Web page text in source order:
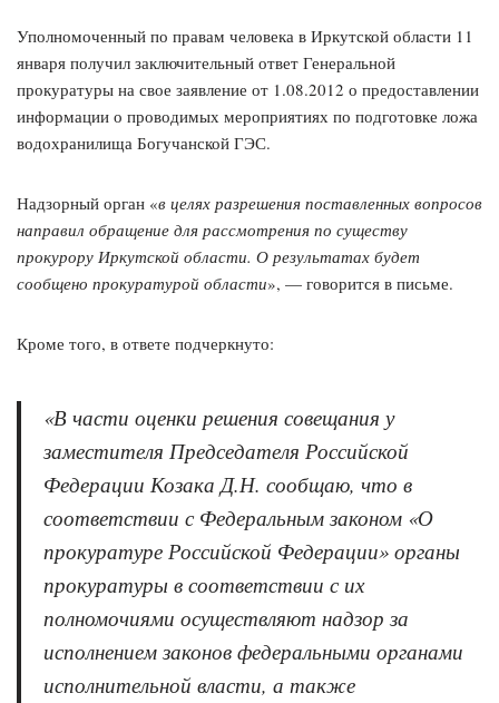
Уполномоченный по правам человека в Иркутской области 11
января получил заключительный ответ Генеральной
прокуратуры на свое заявление от 1.08.2012 о предоставлении
информации о проводимых мероприятиях по подготовке ложа
водохранилища Богучанской ГЭС.
Надзорный орган «в целях разрешения поставленных вопросов
направил обращение для рассмотрения по существу
прокурору Иркутской области. О результатах будет
сообщено прокуратурой области», — говорится в письме.
Кроме того, в ответе подчеркнуто:
«В части оценки решения совещания у
заместителя Председателя Российской
Федерации Козака Д.Н. сообщаю, что в
соответствии с Федеральным законом «О
прокуратуре Российской Федерации» органы
прокуратуры в соответствии с их
полномочиями осуществляют надзор за
исполнением законов федеральными органами
исполнительной власти, а также